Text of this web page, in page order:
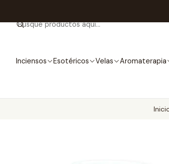
Inciensos Esotéricos Velas Aromaterapia